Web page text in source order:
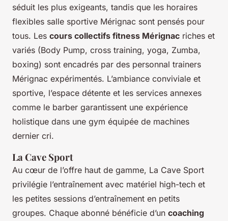
séduit les plus exigeants, tandis que les horaires
flexibles salle sportive Mérignac sont pensés pour
tous. Les cours collectifs fitness Mérignac riches et
variés (Body Pump, cross training, yoga, Zumba,
boxing) sont encadrés par des personnal trainers
Mérignac expérimentés. L’ambiance conviviale et
sportive, l’espace détente et les services annexes
comme le barber garantissent une expérience
holistique dans une gym équipée de machines
dernier cri.
La Cave Sport
Au cœur de l’offre haut de gamme, La Cave Sport
privilégie l’entraînement avec matériel high-tech et
les petites sessions d’entraînement en petits
groupes. Chaque abonné bénéficie d’un coaching